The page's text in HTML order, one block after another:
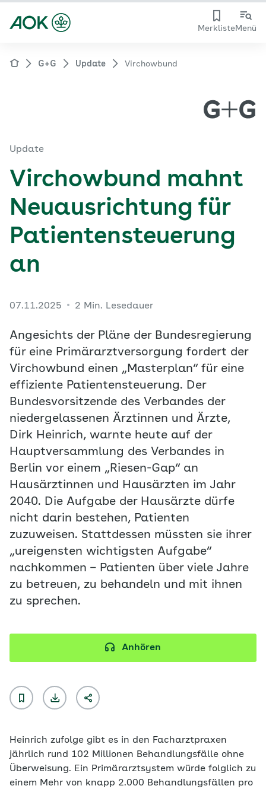
MerklisteMenü
G+G Update Virchowbund
Update
Virchowbund mahnt
Neuausrichtung für
Patientensteuerung
an
07.11.2025 2 Min. Lesedauer
Angesichts der Pläne der Bundesregierung
für eine Primärarztversorgung fordert der
Virchowbund einen „Masterplan“ für eine
effiziente Patientensteuerung. Der
Bundesvorsitzende des Verbandes der
niedergelassenen Ärztinnen und Ärzte,
Dirk Heinrich, warnte heute auf der
Hauptversammlung des Verbandes in
Berlin vor einem „Riesen-Gap“ an
Hausärztinnen und Hausärzten im Jahr
2040. Die Aufgabe der Hausärzte dürfe
nicht darin bestehen, Patienten
zuzuweisen. Stattdessen müssten sie ihrer
„ureigensten wichtigsten Aufgabe“
nachkommen – Patienten über viele Jahre
zu betreuen, zu behandeln und mit ihnen
zu sprechen.
Anhören
Heinrich zufolge gibt es in den Facharztpraxen
jährlich rund 102 Millionen Behandlungsfälle ohne
Überweisung. Ein Primärarztsystem würde folglich zu
einem Mehr von knapp 2.000 Behandlungsfällen pro